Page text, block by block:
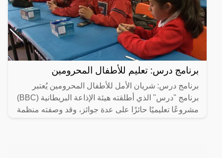
برنامج درس: تعليم للأطفال المحرومين
برنامج درس: شريان الأمل للأطفال المحرومين يُعتبر
برنامج "درس" الذي أطلقته هيئة الإذاعة البريطانية (BBC)
مشروعًا تعليميًا حائزًا على عدة جوائز، وقد وصفته منظمة